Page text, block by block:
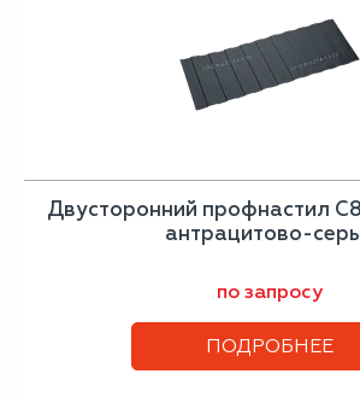
Двусторонний профнастил
антрацитово-
по запросу
ПОДРОБНЕЕ